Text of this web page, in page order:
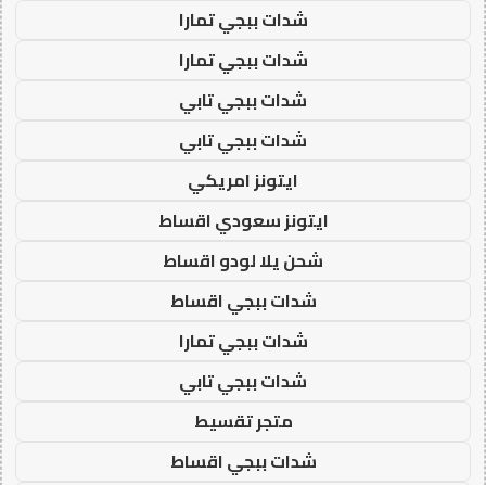
شدات ببجي تمارا
شدات ببجي تمارا
شدات ببجي تابي
شدات ببجي تابي
ايتونز امريكي
ايتونز سعودي اقساط
شحن يلا لودو اقساط
شدات ببجي اقساط
شدات ببجي تمارا
شدات ببجي تابي
متجر تقسيط
شدات ببجي اقساط